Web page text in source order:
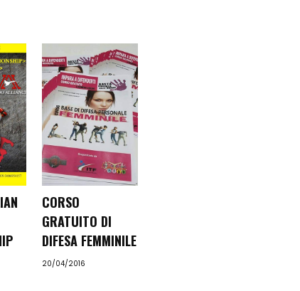
CORSO
GRATUITO DI
DIFESA FEMMINILE
20/04/2016